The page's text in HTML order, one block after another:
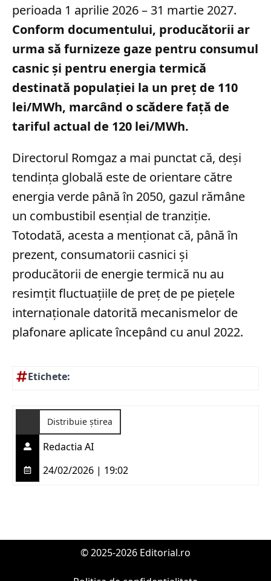
perioada 1 aprilie 2026 – 31 martie 2027.
Conform documentului, producătorii ar
urma să furnizeze gaze pentru consumul
casnic și pentru energia termică
destinată populației la un preț de 110
lei/MWh, marcând o scădere față de
tariful actual de 120 lei/MWh.
Directorul Romgaz a mai punctat că, deși
tendința globală este de orientare către
energia verde până în 2050, gazul rămâne
un combustibil esențial de tranziție.
Totodată, acesta a menționat că, până în
prezent, consumatorii casnici și
producătorii de energie termică nu au
resimțit fluctuațiile de preț de pe piețele
internaționale datorită mecanismelor de
plafonare aplicate începând cu anul 2022.
Etichete:
Distribuie știrea
Redactia AI
24/02/2026 | 19:02
© 2025-2026 Editorial.ro